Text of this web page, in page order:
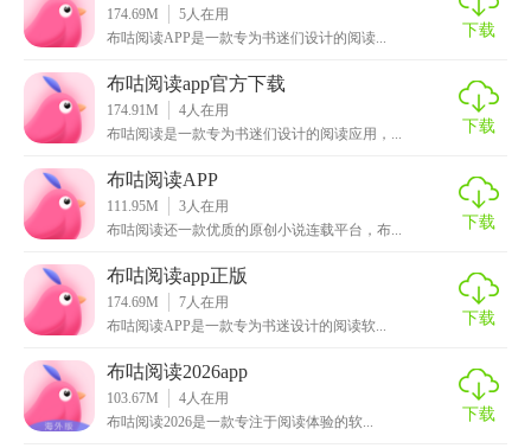
1. 智能搜索：通过关键词快速找到想要阅读的书籍或章节。
2. 书签功能：支持添加书签，方便用户下次继续阅读。
3. 进度同步：登录后，阅读进度自动同步，跨设备无缝衔
4. 分享功能：支持将书籍分享给好友。
5. 背景设置：自定义阅读背景，提升阅读体验。
布咕阅读app免费下载内容
1. 海量资源：包含大量热门小说、经典名著、最新漫画等。
2. 每日更新：每日更新大量新书和连载内容。
174.69M 5人在用
布咕阅读APP是一款专为书迷们设计的阅读...
下载
布咕阅读app官方下载
174.91M 4人在用
布咕阅读是一款专为书迷们设计的阅读应用，...
下载
布咕阅读APP
111.95M 3人在用
布咕阅读还一款优质的原创小说连载平台，布...
下载
布咕阅读app正版
174.69M 7人在用
布咕阅读APP是一款专为书迷设计的阅读软...
下载
布咕阅读2026app
103.67M 4人在用
布咕阅读2026是一款专注于阅读体验的软...
下载